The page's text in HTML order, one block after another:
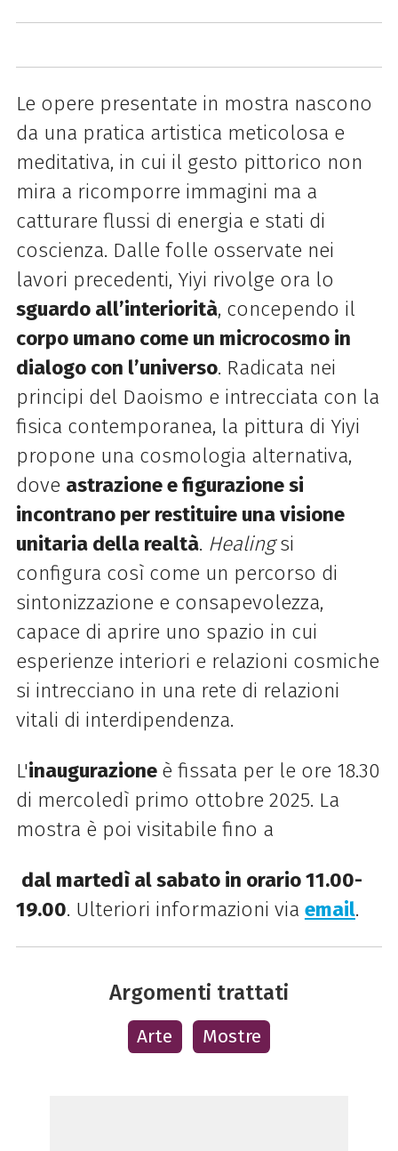
Le opere presentate in mostra nascono
da una pratica artistica meticolosa e
meditativa, in cui il gesto pittorico non
mira a ricomporre immagini ma a
catturare flussi di energia e stati di
coscienza. Dalle folle osservate nei
lavori precedenti, Yiyi rivolge ora lo
sguardo all’interiorità, concependo il
corpo umano come un microcosmo in
dialogo con l’universo. Radicata nei
principi del Daoismo e intrecciata con la
fisica contemporanea, la pittura di Yiyi
propone una cosmologia alternativa,
dove astrazione e figurazione si
incontrano per restituire una visione
unitaria della realtà. Healingsi
configura così come un percorso di
sintonizzazione e consapevolezza,
capace di aprire uno spazio in cui
esperienze interiori e relazioni cosmiche
si intrecciano in una rete di relazioni
vitali di interdipendenza.
L'inaugurazione è fissata per le ore 18.30
di mercoledì primo ottobre 2025. La
mostra è poi visitabile fino a
dal martedì al sabato in orario 11.00-
19.00. Ulteriori informazioni via email.
Argomenti trattati
Arte Mostre